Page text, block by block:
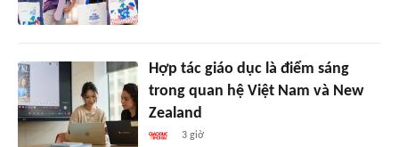
Hợp tác giáo dục là điểm sáng
trong quan hệ Việt Nam và New
Zealand
3 giờ